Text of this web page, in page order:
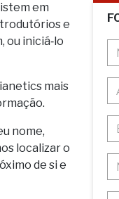
em
e
ou iniciá‑lo
mais
nome,
localizar o
de si e